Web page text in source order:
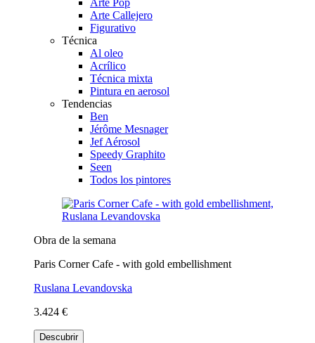
Arte Callejero
Figurativo
Técnica
Al oleo
Acrílico
Técnica mixta
Pintura en aerosol
Tendencias
Ben
Jérôme Mesnager
Jef Aérosol
Speedy Graphito
Seen
Todos los pintores
Obra de la semana
Paris Corner Cafe - with gold embellishment
Ruslana Levandovska
3.424 €
Descubrir